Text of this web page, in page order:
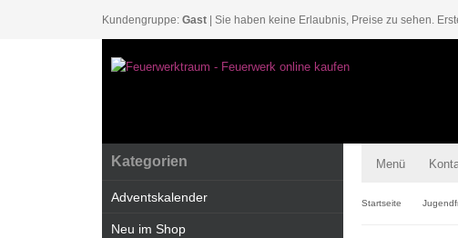
Kundengruppe: Gast | Sie haben keine Erlaubnis, Preise zu sehen.
Menü
Startseite
Kategorien
Adventskalender
Neu im Shop